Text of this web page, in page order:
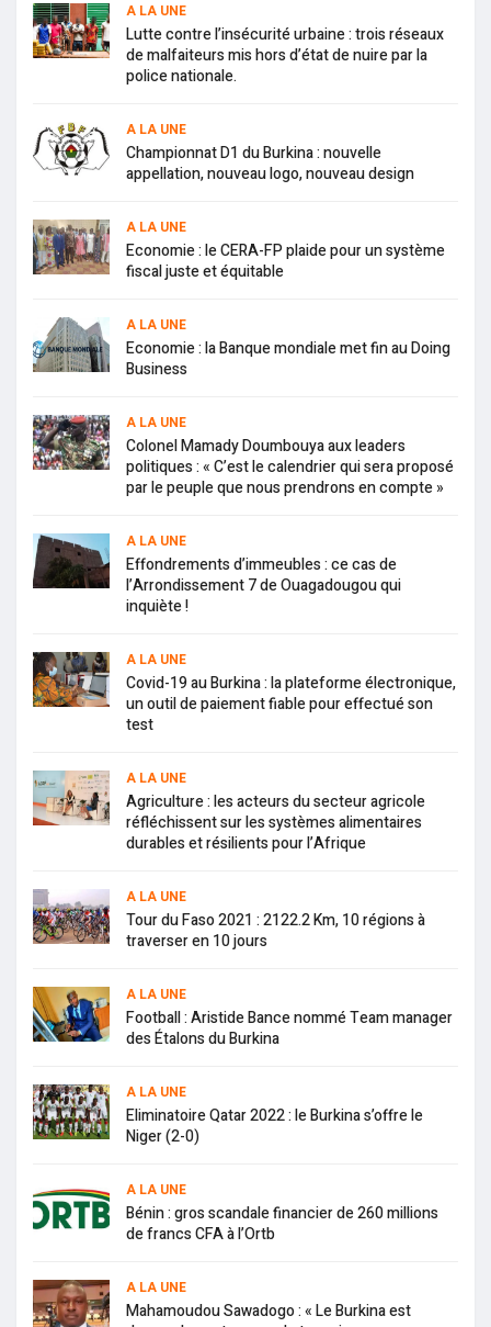
A LA UNE
Lutte contre l’insécurité urbaine : trois réseaux
de malfaiteurs mis hors d’état de nuire par la
police nationale.
A LA UNE
Championnat D1 du Burkina : nouvelle
appellation, nouveau logo, nouveau design
A LA UNE
Economie : le CERA-FP plaide pour un système
fiscal juste et équitable
A LA UNE
Economie : la Banque mondiale met fin au Doing
Business
A LA UNE
Colonel Mamady Doumbouya aux leaders
politiques : « C’est le calendrier qui sera proposé
par le peuple que nous prendrons en compte »
A LA UNE
Effondrements d’immeubles : ce cas de
l’Arrondissement 7 de Ouagadougou qui
inquiète !
A LA UNE
Covid-19 au Burkina : la plateforme électronique,
un outil de paiement fiable pour effectué son
test
A LA UNE
Agriculture : les acteurs du secteur agricole
réfléchissent sur les systèmes alimentaires
durables et résilients pour l’Afrique
A LA UNE
Tour du Faso 2021 : 2122.2 Km, 10 régions à
traverser en 10 jours
A LA UNE
Football : Aristide Bance nommé Team manager
des Étalons du Burkina
A LA UNE
Eliminatoire Qatar 2022 : le Burkina s’offre le
Niger (2-0)
A LA UNE
Bénin : gros scandale financier de 260 millions
de francs CFA à l’Ortb
A LA UNE
Mahamoudou Sawadogo : « Le Burkina est